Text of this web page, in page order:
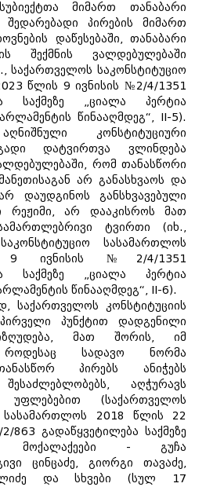
მიმართ თანაბარი
პირების მიმართ
დაწესებაში, თანაბარი
შექმნის ვალდებულებაში
საქართველოს საკონსტიტუციო
წლის 9 ივნისის №2/4/1351
საქმეზე „ციალა პერტია
წინააღმდეგ“, II-5).
კონსტიტუციური
დატვირთვა ვლინდება
რომ თანასწორი
არ განასხვაოს და
დაუდგინოს განსხვავებული
რეჟიმი, არ დააკისროს მათ
ტვირთი (იხ.,
სასამართლოს
ივნისის №2/4/1351
საქმეზე „ციალა პერტია
წინააღმდეგ“, II-6).
საქართველოს კონსტიტუციის
პუნქტით დადგენილი
მათ შორის, იმ
როდესაც სადავო ნორმა
პირებს ანიჭებს
შესაძლებლობებს, აღჭურავს
უფლებებით (საქართველოს
სასამართლოს 2018 წლის 22
გადაწყვეტილება საქმეზე
მოქალაქეები - გუჩა
ცინცაძე, გიორგი თავაძე,
და სხვები (სულ 17